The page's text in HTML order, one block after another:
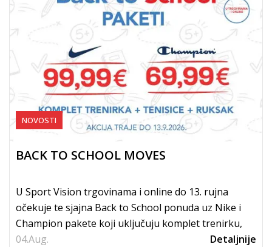
04.Aug.
NOVOSTI
BACK TO SCHOOL MOVES
U Sport Vision trgovinama i online do 13. rujna
očekuje te sjajna Back to School ponuda uz Nike i
Champion pakete koji uključuju komplet trenirku,
tenisice i...
Detaljnije